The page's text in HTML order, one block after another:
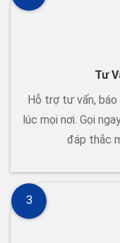
Tư
Hỗ trợ tư vấn, báo
lúc mọi nơi. Gọi
đáp thắc
3